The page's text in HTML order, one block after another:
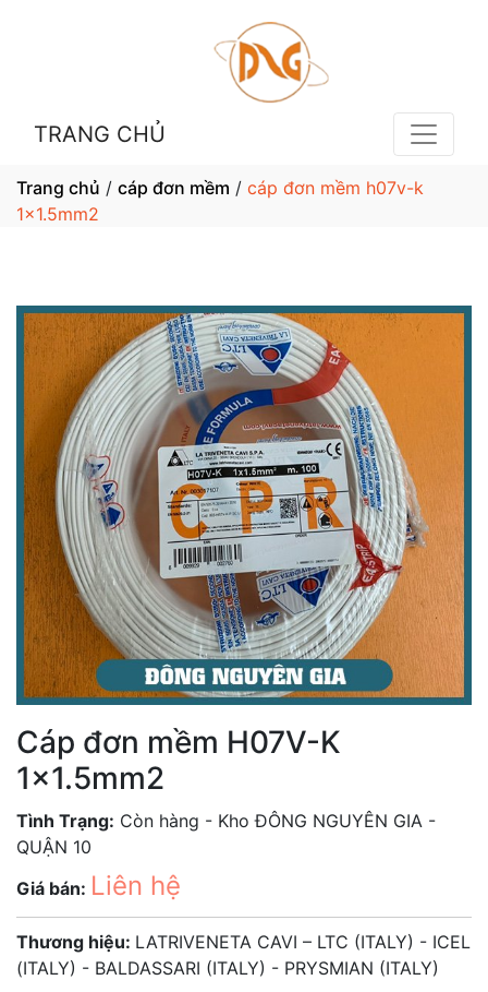
TRANG CHỦ
Trang chủ / cáp đơn mềm / cáp đơn mềm h07v-k
1x1.5mm2
Cáp đơn mềm H07V-K
1x1.5mm2
Tình Trạng: Còn hàng - Kho ĐÔNG NGUYÊN GIA -
QUẬN 10
Giá bán: Liên hệ
Thương hiệu: LATRIVENETA CAVI – LTC (ITALY) - ICEL
(ITALY) - BALDASSARI (ITALY) - PRYSMIAN (ITALY)